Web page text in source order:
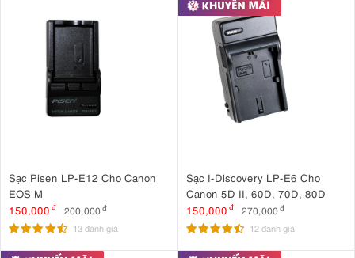
Sạc Pisen LP-E12 Cho Canon
EOS M
150,000 đ 200,000đ
13 đánh giá
Sạc I-Discovery LP-E6 Cho
Canon 5D II, 60D, 70D, 80D
150,000 đ 270,000 đ
12 đánh giá